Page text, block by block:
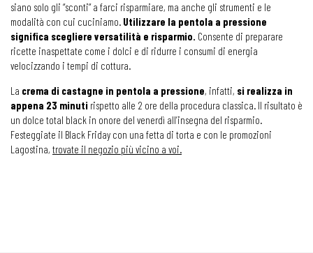
siano solo gli “sconti” a farci risparmiare, ma anche gli strumenti e le
modalità con cui cuciniamo. Utilizzare la pentola a pressione
significa scegliere versatilità e risparmio. Consente di preparare
ricette inaspettate come i dolci e di ridurre i consumi di energia
velocizzando i tempi di cottura.
La crema di castagne in pentola a pressione, infatti, si realizza in
appena 23 minuti rispetto alle 2 ore della procedura classica. Il risultato è
un dolce total black in onore del venerdì all’insegna del risparmio.
Festeggiate il Black Friday con una fetta di torta e con le promozioni
Lagostina, trovate il negozio più vicino a voi.